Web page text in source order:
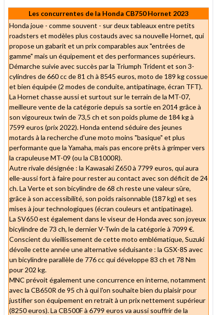
Les concurrentes de la Honda CB750 Hornet 2023
Honda joue - comme souvent - sur deux tableaux entre petits
roadsters et modèles plus costauds avec sa nouvelle Hornet, qui
propose un gabarit et un prix comparables aux "entrées de
gamme" mais un équipement et des performances supérieurs.
Démarche suivie avec succès par la Triumph Trident et son 3-
cylindres de 660 cc de 81 ch à 8545 euros, moto de 189 kg cossue
et bien équipée (2 modes de conduite, antipatinage, écran TFT).
La Hornet chasse aussi et surtout sur le terrain de la MT-07,
meilleure vente de la catégorie depuis sa sortie en 2014 grâce à
son vigoureux twin de 73,5 ch et son poids plume de 184 kg à
7599 euros (prix 2022). Honda entend séduire des jeunes
motards à la recherche d'une moto moins "basique" et plus
performante que la Yamaha, mais pas encore prêts à grimper vers
la crapuleuse MT-09 (ou la CB1000R).
Autre rivale désignée : la Kawasaki Z650 à 7799 euros, qui aura
elle-aussi fort à faire pour rester au contact avec son déficit de 24
ch. La Verte et son bicylindre de 68 ch reste une valeur sûre,
grâce à son accessibilité, son poids raisonnable (187 kg) et ses
mises à jour technologiques (écran couleurs et antipatinage).
La SV650 est également dans le viseur de Honda avec son joyeux
bicylindre de 73 ch, le dernier V-Twin de la catégorie à 7099 €.
Conscient du vieillissement de cette moto emblématique, Suzuki
dévoile cette année une alternative séduisante : la GSX-8S avec
un bicylindre parallèle de 776 cc qui développe 83 ch et 78 Nm
pour 202 kg.
MNC prévoit également une concurrence en interne, notamment
avec la CB650R de 95 ch à qui l'on souhaite bien du plaisir pour
justifier son équipement en retrait à un prix nettement supérieur
(8250 euros). La CB500F à 6799 euros va aussi souffrir de la